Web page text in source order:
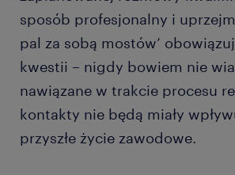
sposób profesjonalny i
pal za sobą mostów’
kwestii – nigdy bowiem nie
nawiązane w trakcie procesu
kontakty nie będą miały
przyszłe życie zawodowe.